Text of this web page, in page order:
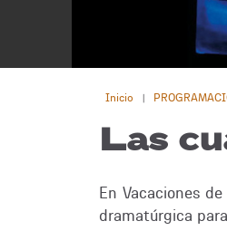
Inicio
Las
En Vacaciones
dramatúrgica